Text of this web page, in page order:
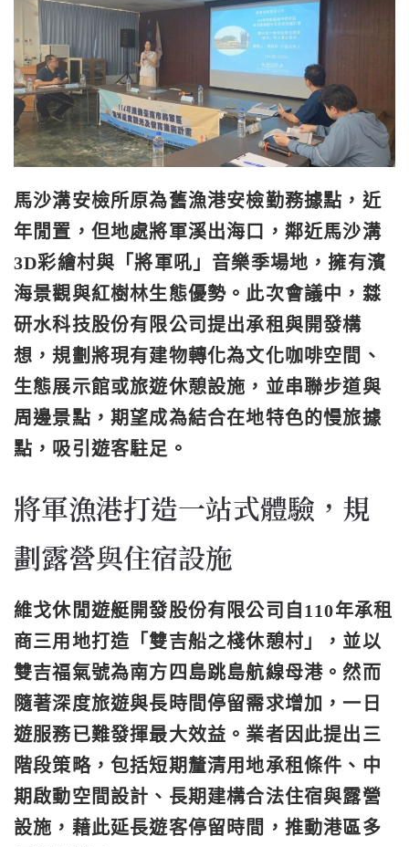
馬沙溝安檢所原為舊漁港安檢勤務據點，近
年閒置，但地處將軍溪出海口，鄰近馬沙溝
3D彩繪村與「將軍吼」音樂季場地，擁有濱
海景觀與紅樹林生態優勢。此次會議中，㵘
研水科技股份有限公司提出承租與開發構
想，規劃將現有建物轉化為文化咖啡空間、
生態展示館或旅遊休憩設施，並串聯步道與
周邊景點，期望成為結合在地特色的慢旅據
點，吸引遊客駐足。
將軍漁港打造一站式體驗，規
劃露營與住宿設施
維戈休閒遊艇開發股份有限公司自110年承租
商三用地打造「雙吉船之棧休憩村」，並以
雙吉福氣號為南方四島跳島航線母港。然而
隨著深度旅遊與長時間停留需求增加，一日
遊服務已難發揮最大效益。業者因此提出三
階段策略，包括短期釐清用地承租條件、中
期啟動空間設計、長期建構合法住宿與露營
設施，藉此延長遊客停留時間，推動港區多